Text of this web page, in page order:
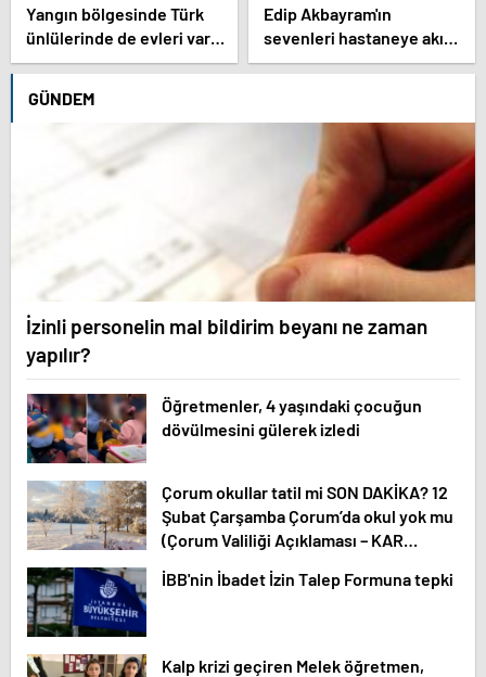
Yangın bölgesinde Türk
ünlülerinde de evleri var –
Magazin haberleri
Edip Akbayram'ın
sevenleri hastaneye akın
ediyor – Magazin
GÜNDEM
İzinli personelin mal bildirim beyanı ne zaman
yapılır?
Öğretmenler, 4 yaşındaki çocuğun
dövülmesini gülerek izledi
Çorum okullar tatil mi SON DAKİKA? 12
Şubat Çarşamba Çorum’da okul yok mu
(Çorum Valiliği Açıklaması – KAR
İBB'nin İbadet İzin Talep Formuna tepki
Kalp krizi geçiren Melek öğretmen,